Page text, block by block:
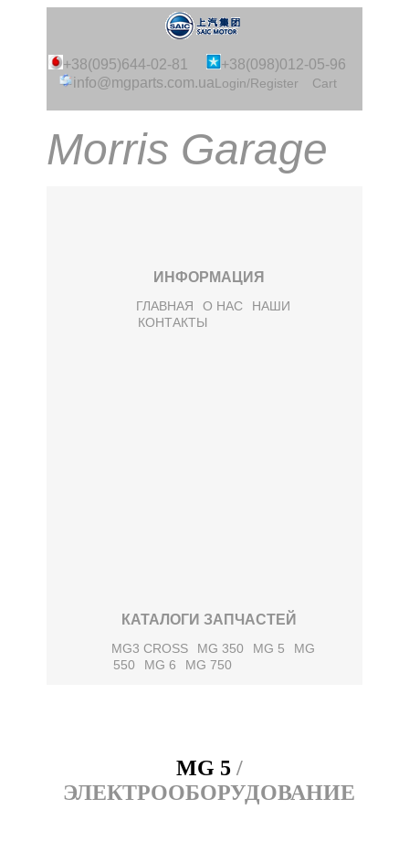
+38(095)644-02-81
+38(098)012-05-96
info@mgparts.com.uaLogin/Register Cart
Morris Garage
ИНФОРМАЦИЯ
ГЛАВНАЯ О НАС
НАШИ
КОНТАКТЫ
КАТАЛОГИ ЗАПЧАСТЕЙ
MG3 CROSS MG 350 MG 5
MG
550
MG 6 MG 750
MG 5/
ЭЛЕКТРООБОРУДОВАНИЕ